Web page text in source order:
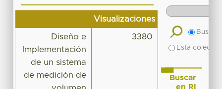
Visualizaciones
Diseño e
Implementación
de un sistema
de medición de
3380
Buscar
Esta
Buscar
en RI